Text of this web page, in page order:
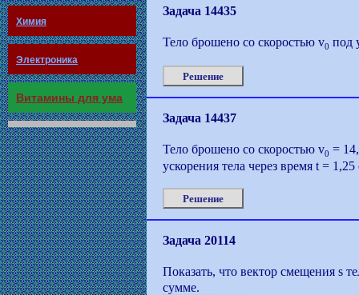
Химия
Электроника
Витамины для ума
Задача 14435
Тело брошено со скоростью v0 под
Решение
Задача 14437
Тело брошено со скоростью v0 =
ускорения тела через время t =
Решение
Задача 20114
Показать, что вектор смещения s
сумме.